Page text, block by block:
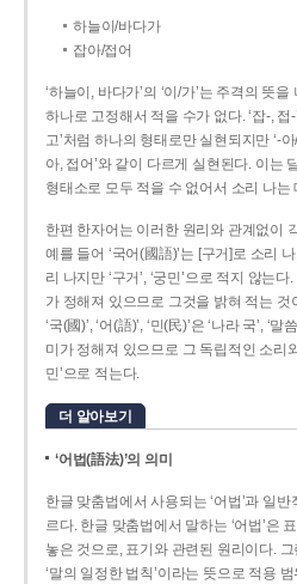
하늘이/바다가
잡아/접어
‘하늘이, 바다가’의 ‘이/가’는 주격의 뜻
하나로 고정해서 적을 수가 없다. ‘잡-, 접-
고’처럼 하나의 형태로만 실현되지만 ‘-
아, 접어’와 같이 다르게 실현된다. 이는
형태소로 모두 적을 수 없어서 소리 나는
한편 한자어는 이러한 원리와 관계없이
예를 들어 ‘국어(國語)’는 [구거]로 소리
리 나지만 ‘구거’, ‘궁민’으로 적지 않는
가 정해져 있으므로 그것을 밝혀 적는
‘국(國)’, ‘어(語)’, ‘민(民)’은 ‘나라 국’, ‘
미가 정해져 있으므로 그 독립적인 소리
민’으로 적는다.
더 알아보기
‘어법(語法)’의 의미
한글 맞춤법에서 사용되는 ‘어법’과 일반
르다. 한글 맞춤법에서 말하는 ‘어법’은
놓은 것으로, 표기와 관련된 원리이다. 그
‘말의 일정한 법칙’이라는 뜻으로 적용